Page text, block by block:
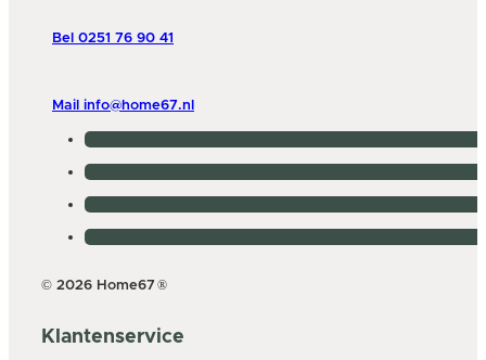
Bel 0251 76 90 41
Mail info@home67.nl
© 2026 Home67 ®
Klantenservice